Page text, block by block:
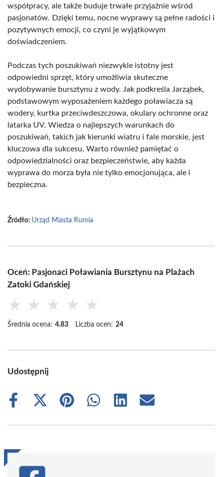
współpracy, ale także buduje trwałe przyjaźnie wśród
pasjonatów. Dzięki temu, nocne wyprawy są pełne radości i
pozytywnych emocji, co czyni je wyjątkowym
doświadczeniem.
Podczas tych poszukiwań niezwykle istotny jest
odpowiedni sprzęt, który umożliwia skuteczne
wydobywanie bursztynu z wody. Jak podkreśla Jarząbek,
podstawowym wyposażeniem każdego poławiacza są
wodery, kurtka przeciwdeszczowa, okulary ochronne oraz
latarka UV. Wiedza o najlepszych warunkach do
poszukiwań, takich jak kierunki wiatru i fale morskie, jest
kluczowa dla sukcesu. Warto również pamiętać o
odpowiedzialności oraz bezpieczeństwie, aby każda
wyprawa do morza była nie tylko emocjonująca, ale i
bezpieczna.
Źródło: Urząd Miasta Rumia
Oceń: Pasjonaci Poławiania Bursztynu na Plażach
Zatoki Gdańskiej
★ ★ ★ ★ ★
Średnia ocena: 4.83 Liczba ocen: 24
Udostępnij
Share
Share
(Twitter)
Share
Share
Share
Share